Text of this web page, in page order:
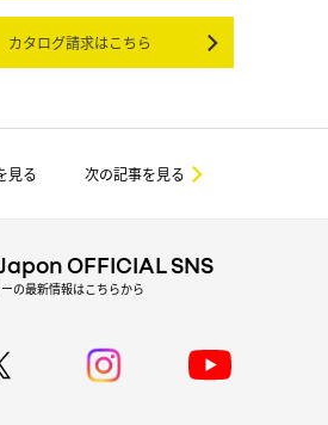
カタログ請求はこちら
見る 次の記事を見る
OFFICIAL SNS
の最新情報はこちらから